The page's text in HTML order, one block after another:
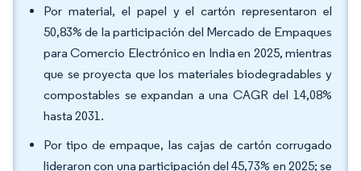
Por material, el papel y el cartón representaron el
50,83% de la participación del Mercado de Empaques
para Comercio Electrónico en India en 2025, mientras
que se proyecta que los materiales biodegradables y
compostables se expandan a una CAGR del 14,08%
hasta 2031.
Por tipo de empaque, las cajas de cartón corrugado
lideraron con una participación del 45,73% en 2025; se